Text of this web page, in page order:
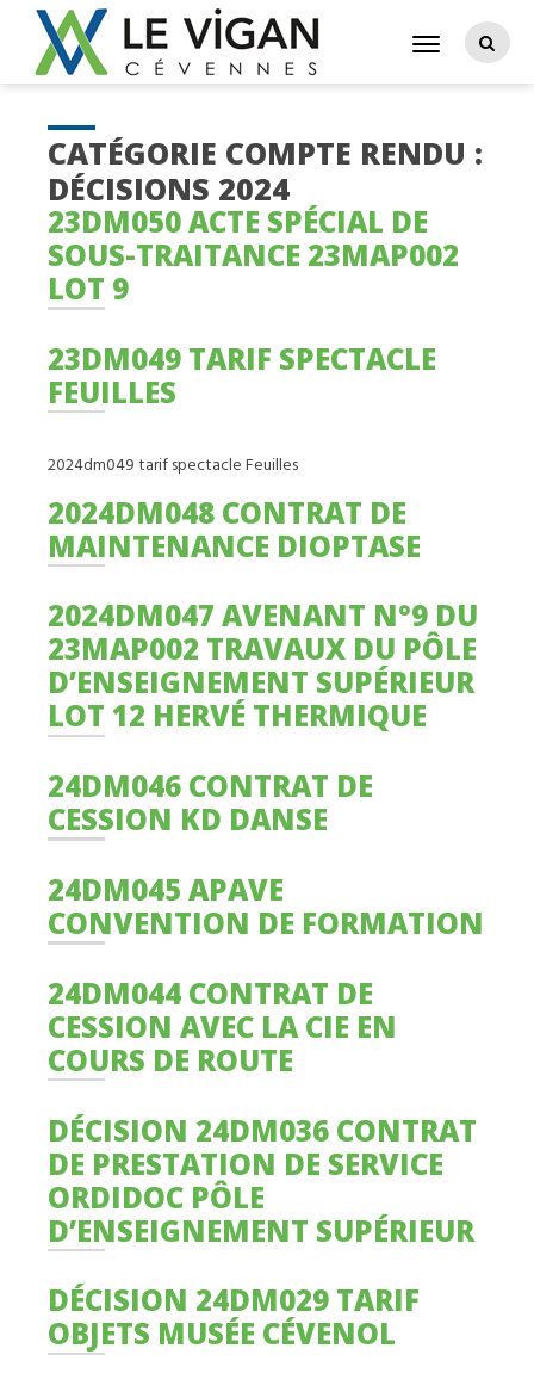
CATÉGORIE COMPTE RENDU :
DÉCISIONS 2024
23DM050 ACTE SPÉCIAL DE
SOUS-TRAITANCE 23MAP002
LOT 9
23DM049 TARIF SPECTACLE
FEUILLES
2024dm049 tarif spectacle Feuilles
2024DM048 CONTRAT DE
MAINTENANCE DIOPTASE
2024DM047 AVENANT N°9 DU
23MAP002 TRAVAUX DU PÔLE
D’ENSEIGNEMENT SUPÉRIEUR
LOT 12 HERVÉ THERMIQUE
24DM046 CONTRAT DE
CESSION KD DANSE
24DM045 APAVE
CONVENTION DE FORMATION
24DM044 CONTRAT DE
CESSION AVEC LA CIE EN
COURS DE ROUTE
DÉCISION 24DM036 CONTRAT
DE PRESTATION DE SERVICE
ORDIDOC PÔLE
D’ENSEIGNEMENT SUPÉRIEUR
DÉCISION 24DM029 TARIF
OBJETS MUSÉE CÉVENOL